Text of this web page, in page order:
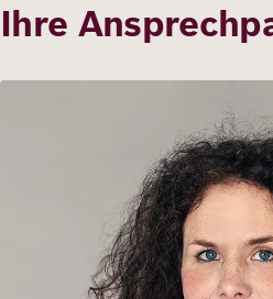
Ihre
Bild